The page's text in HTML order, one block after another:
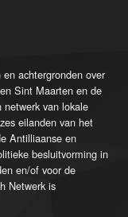
achtergronden over
Sint Maarten en de
van lokale
eilanden van het
Antilliaanse en
besluitvorming in
en/of voor de
Netwerk is